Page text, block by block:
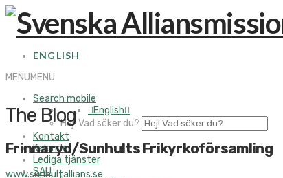
ENGLISH
MENUMENU
Search mobile
English
Hej! Vad söker du?
Kontakt
Kalender
Lediga tjänster
SAU
The Blog
Frinnaryd/Sunhults Frikyrkoförsamling
www.sunhultallians.se